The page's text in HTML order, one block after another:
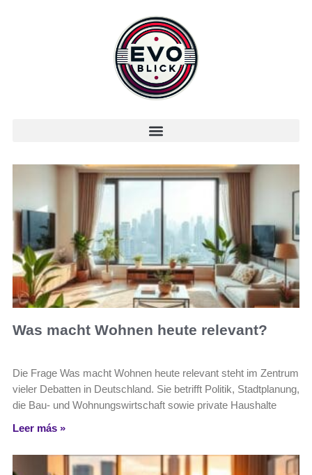
Was macht Wohnen heute relevant?
Die Frage Was macht Wohnen heute relevant steht im Zentrum
vieler Debatten in Deutschland. Sie betrifft Politik, Stadtplanung,
die Bau- und Wohnungswirtschaft sowie private Haushalte
Leer más »